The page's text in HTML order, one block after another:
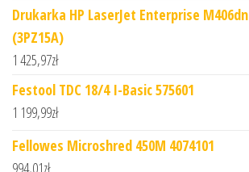
Drukarka HP LaserJet Enterprise M406dn
(3PZ15A)
1 425,97zł
Festool TDC 18/4 I-Basic 575601
1 199,99zł
Fellowes Microshred 450M 4074101